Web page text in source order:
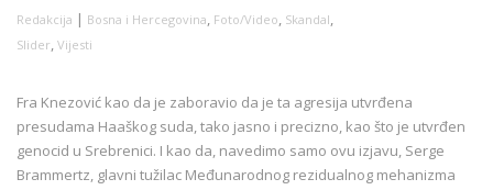
Redakcija | Bosna i Hercegovina, Foto/Video, Skandal,
Slider, Vijesti
Fra Knezović kao da je zaboravio da je ta agresija utvrđena
presudama Haaškog suda, tako jasno i precizno, kao što je utvrđen
genocid u Srebrenici. I kao da, navedimo samo ovu izjavu, Serge
Brammertz, glavni tužilac Međunarodnog rezidualnog mehanizma